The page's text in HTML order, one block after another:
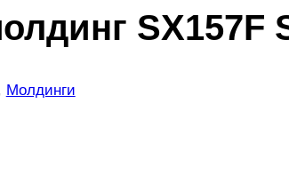
SX157F
Молдинги